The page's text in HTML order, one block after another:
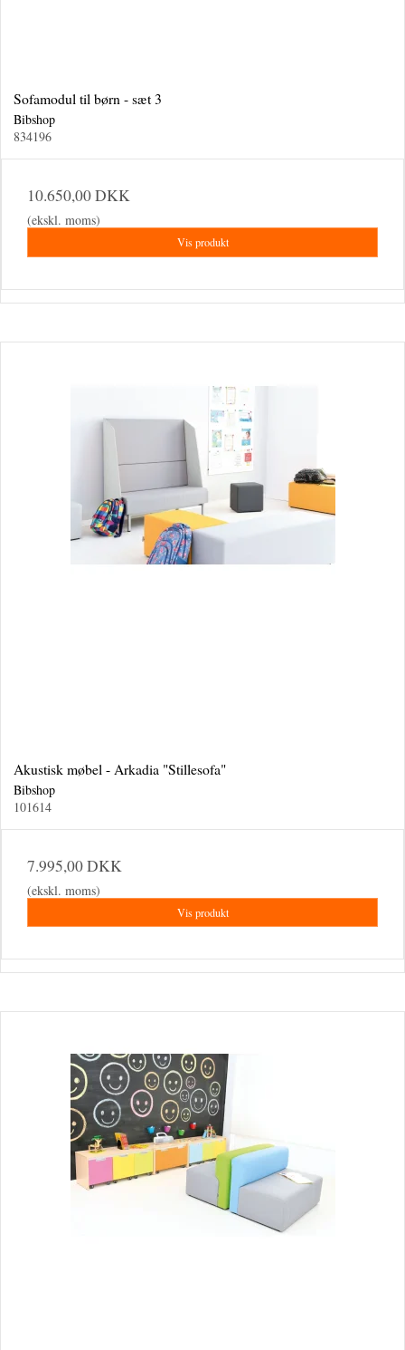
Sofamodul til børn - sæt 3
Bibshop
834196
10.650,00 DKK
(ekskl. moms)
Vis produkt
Akustisk møbel - Arkadia "Stillesofa"
Bibshop
101614
7.995,00 DKK
(ekskl. moms)
Vis produkt